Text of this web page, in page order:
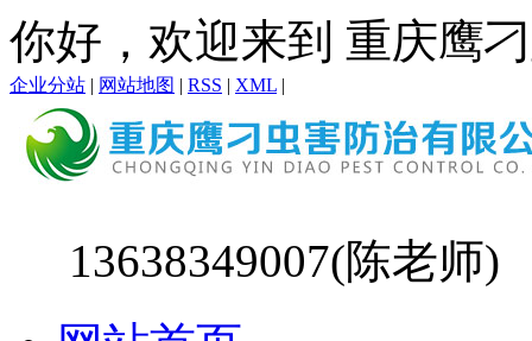
你好，欢迎来到 重庆鹰
企业分站 | 网站地图 | RSS | XML |
13638349007(陈老师)